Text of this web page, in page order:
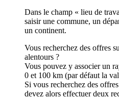
Dans le champ « lieu de
saisir une commune, un
un continent.
Vous recherchez des offres
alentours ?
Vous pouvez y associer un
0 et 100 km (par défaut la
Si vous recherchez des
devez alors effectuer deux